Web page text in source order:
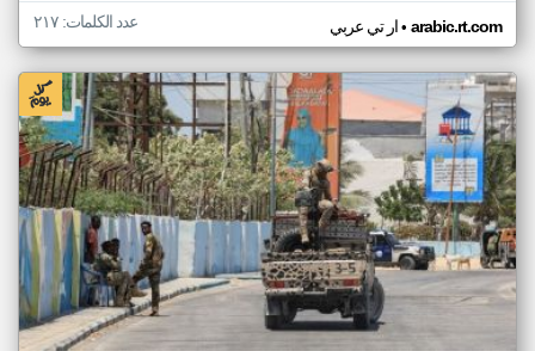
ار تي عربي• arabic.rt.com عدد الكلمات: ٢١٧